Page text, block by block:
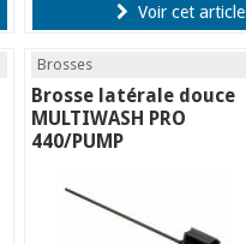
Voir cet article
Brosses
Brosse latérale douce
MULTIWASH PRO
440/PUMP